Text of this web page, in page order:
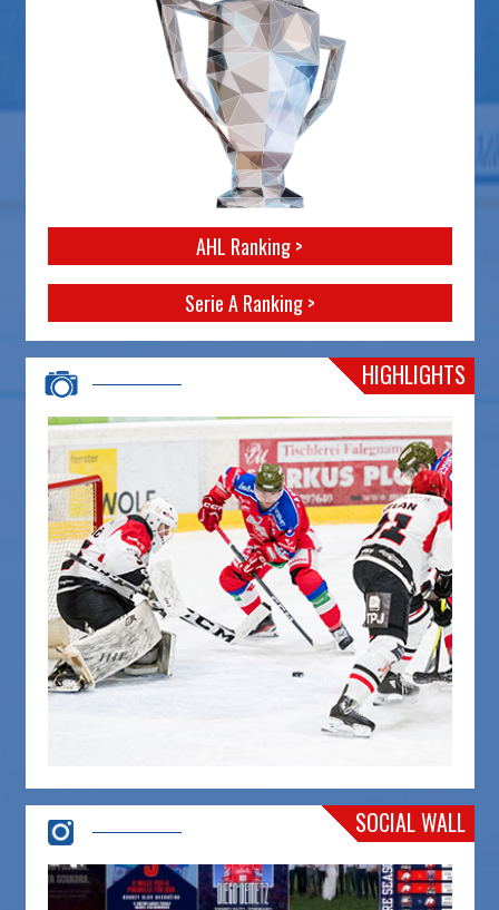
AHL Ranking >
Serie A Ranking >
HIGHLIGHTS
SOCIAL WALL